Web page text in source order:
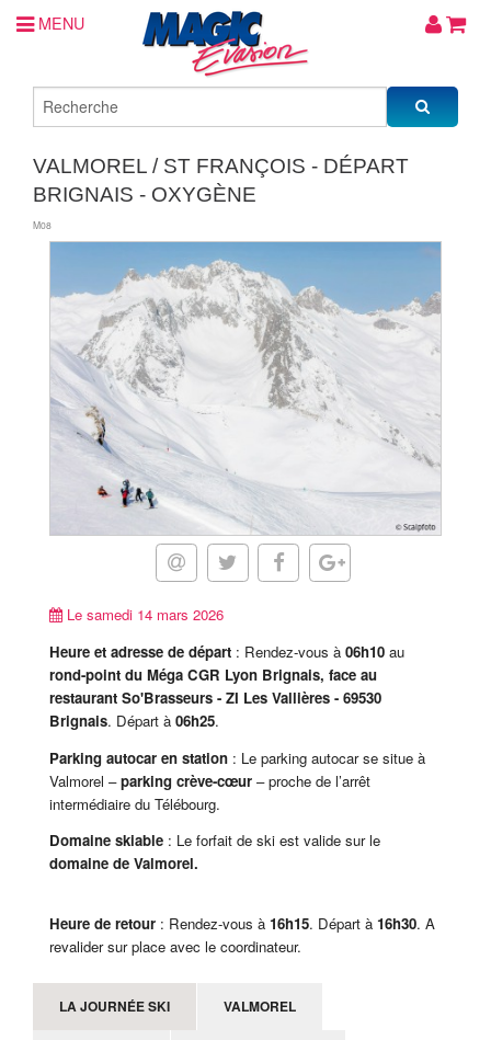
MENU
VALMOREL / ST FRANÇOIS - DÉPART
BRIGNAIS - OXYGÈNE
M08
Le samedi 14 mars 2026
Heure et adresse de départ : Rendez-vous à 06h10 au
rond-point du Méga CGR Lyon Brignais, face au
restaurant So'Brasseurs - ZI Les Vallières - 69530
Brignais. Départ à 06h25.
Parking autocar en station : Le parking autocar se situe à
Valmorel –parking crève-cœur – proche de l’arrêt
intermédiaire du Télébourg.
Domaine skiable : Le forfait de ski est valide sur le
domaine de Valmorel.
Heure de retour : Rendez-vous à 16h15. Départ à 16h30. A
revalider sur place avec le coordinateur.
LA JOURNÉE SKI VALMOREL